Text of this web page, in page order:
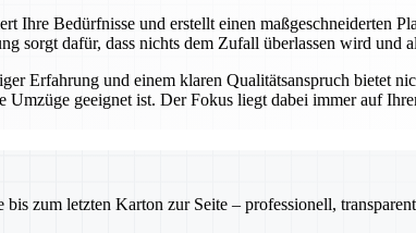
Ihre Bedürfnisse und erstellt einen maßgeschneiderten
sorgt dafür, dass nichts dem Zufall überlassen wird und
Erfahrung und einem klaren Qualitätsanspruch bietet
Umzüge geeignet ist. Der Fokus liegt dabei immer auf
zum letzten Karton zur Seite – professionell,